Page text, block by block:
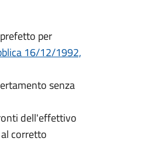
per
16/12/1992,
senza
dell'effettivo
corretto